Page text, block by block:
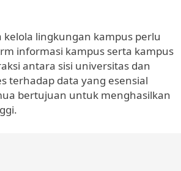
lingkungan kampus perlu
informasi kampus serta kampus
antara sisi universitas dan
terhadap data yang esensial
bertujuan untuk menghasilkan